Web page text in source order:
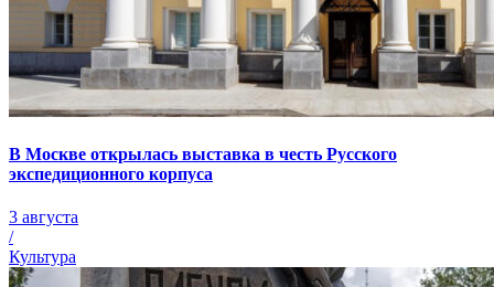
В Москве открылась выставка в честь Русского
экспедиционного корпуса
3 августа
/
Культура